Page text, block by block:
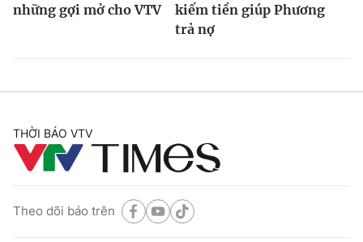
những gợi mở cho VTV
kiếm tiền giúp Phương
trả nợ
THỜI BÁO VTV
Theo dõi báo trên